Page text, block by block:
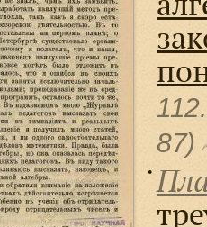
87)
●